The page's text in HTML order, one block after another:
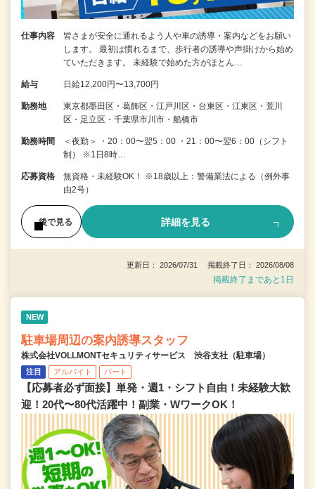
仕事内容
皆さまが安全に通れるよう人や車の誘導・案内などをお願い
します。 最初は慣れるまで、歩行者の誘導や声掛けから始め
ていただきます。 未経験で始めた方がほとん…
給与 日給12,200円〜13,700円
勤務地
東京都墨田区・葛飾区・江戸川区・台東区・江東区・荒川
区・足立区・千葉県市川市・船橋市
勤務時間
＜夜勤＞ ・20：00〜翌5：00 ・21：00〜翌6：00（シフト
制） ※1日8時…
応募資格
無資格・未経験OK！ ※18歳以上：警備業法による（例外事
由2号）
後で見る 詳細を見る
更新日： 2026/07/31 掲載終了日： 2026/08/08
掲載終了まであと1日
NEW
駐車場周辺の案内誘導スタッフ
株式会社VOLLMONTセキュリティサービス 渋谷支社（駐車場）
注目 アルバイト パート
【応募者必ず面接】単発・週1・シフト自由！未経験大歓
迎！20代〜80代活躍中！副業・WワークOK！